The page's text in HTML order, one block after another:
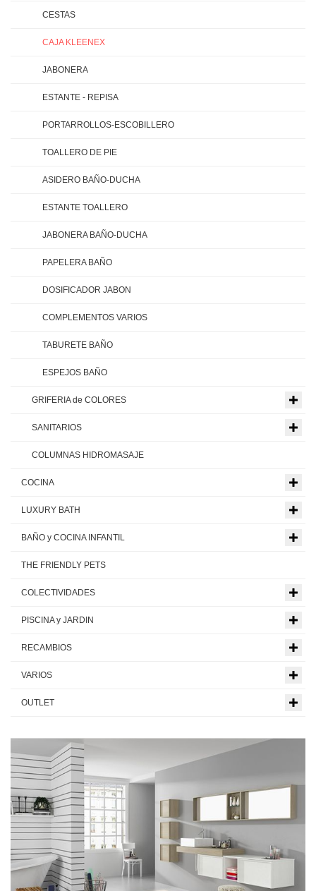
CESTAS
CAJA KLEENEX
JABONERA
ESTANTE - REPISA
PORTARROLLOS-ESCOBILLERO
TOALLERO DE PIE
ASIDERO BAÑO-DUCHA
ESTANTE TOALLERO
JABONERA BAÑO-DUCHA
PAPELERA BAÑO
DOSIFICADOR JABON
COMPLEMENTOS VARIOS
TABURETE BAÑO
ESPEJOS BAÑO
GRIFERIA de COLORES
SANITARIOS
COLUMNAS HIDROMASAJE
COCINA
LUXURY BATH
BAÑO y COCINA INFANTIL
THE FRIENDLY PETS
COLECTIVIDADES
PISCINA y JARDIN
RECAMBIOS
VARIOS
OUTLET